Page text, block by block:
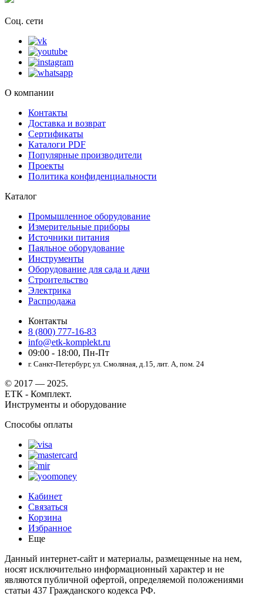
Соц. сети
О компании
Контакты
Доставка и возврат
Сертификаты
Каталоги PDF
Популярные производители
Проекты
Политика конфиденциальности
Каталог
Промышленное оборудование
Измерительные приборы
Источники питания
Паяльное оборудование
Инструменты
Оборудование для сада и дачи
Строительство
Электрика
Распродажа
Контакты
8 (800) 777-16-83
info@etk-komplekt.ru
09:00 - 18:00, Пн-Пт
г. Санкт-Петербург, ул. Смоляная, д.15, лит. А, пом. 24
© 2017 — 2025.
ЕТК - Комплект.
Инструменты и оборудование
Способы оплаты
Кабинет
Связаться
Корзина
Избранное
Еще
Данный интернет-сайт и материалы, размещенные на нем,
носят исключительно информационный характер и не
являются публичной офертой, определяемой положениями
статьи 437 Гражданского кодекса РФ.